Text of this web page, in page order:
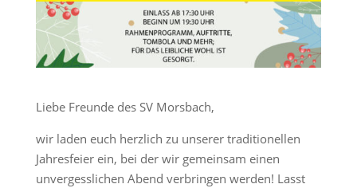
Liebe Freunde des SV Morsbach,
wir laden euch herzlich zu unserer traditionellen
Jahresfeier ein, bei der wir gemeinsam einen
unvergesslichen Abend verbringen werden! Lasst